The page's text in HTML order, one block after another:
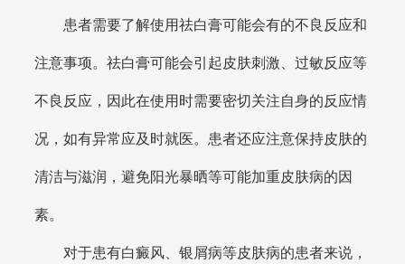
患者需要了解使用祛白膏可能会有的不良反应和
注意事项。祛白膏可能会引起皮肤刺激、过敏反应等
不良反应，因此在使用时需要密切关注自身的反应情
况，如有异常应及时就医。患者还应注意保持皮肤的
清洁与滋润，避免阳光暴晒等可能加重皮肤病的因
素。
对于患有白癜风、银屑病等皮肤病的患者来说，